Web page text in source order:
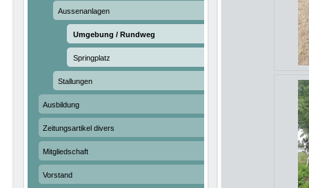
Aussenanlagen
Umgebung / Rundweg
Springplatz
Stallungen
Ausbildung
Zeitungsartikel divers
Mitgliedschaft
Vorstand